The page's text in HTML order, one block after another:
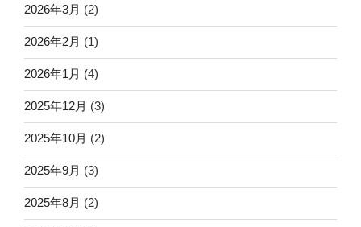
2026年3月 (2)
2026年2月 (1)
2026年1月 (4)
2025年12月 (3)
2025年10月 (2)
2025年9月 (3)
2025年8月 (2)